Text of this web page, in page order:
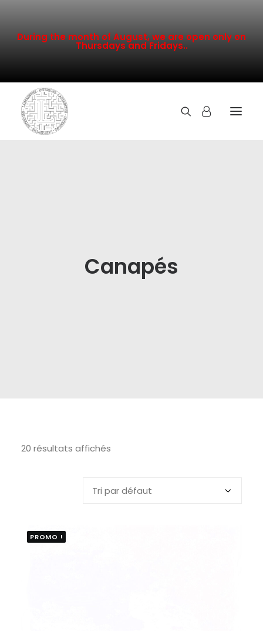
During the month of August, we are open only on
Thursdays and Fridays..
Canapés
20 résultats affichés
PROMO !